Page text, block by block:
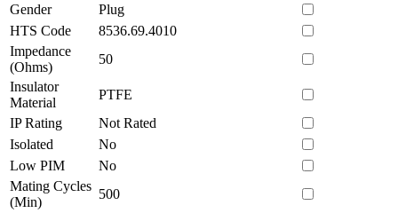
Gender
Plug
HTS Code
8536.69.4010
Impedance
(Ohms)
50
Insulator
Material
PTFE
IP Rating
Not Rated
Isolated
No
Low PIM
No
Mating Cycles
(Min)
500